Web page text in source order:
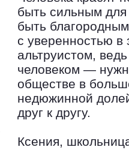
быть сильным для
быть
с уверенностью
альтруистом,
человеком —
обществе в
недюжинной
друг к другу.
Ксения,